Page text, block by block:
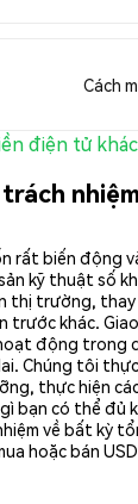
Cách
điện tử
nhiệm
rất biến động
kỹ thuật số
thị trường, thay
trước khác.
động trong
Chúng tôi thực
thực hiện
bạn có thể đủ
về bất kỳ
hoặc bán